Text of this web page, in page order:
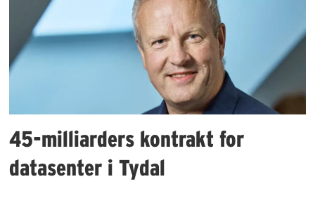
45-milliarders kontrakt for
datasenter i Tydal